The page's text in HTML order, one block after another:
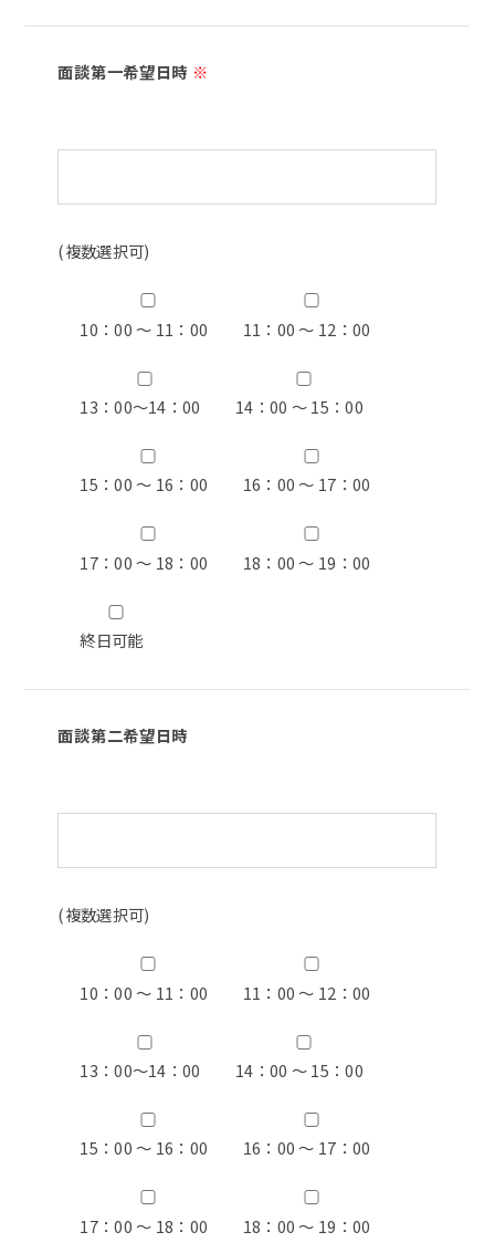
面談第一希望日時 ※
(複数選択可)
10：00 ～ 11：00 11：00 ～ 12：00
13：00〜14：00 14：00 ～ 15：00
15：00 ～ 16：00 16：00 ～ 17：00
17：00 ～ 18：00 18：00 ～ 19：00
終日可能
面談第二希望日時
(複数選択可)
10：00 ～ 11：00 11：00 ～ 12：00
13：00〜14：00 14：00 ～ 15：00
15：00 ～ 16：00 16：00 ～ 17：00
17：00 ～ 18：00 18：00 ～ 19：00